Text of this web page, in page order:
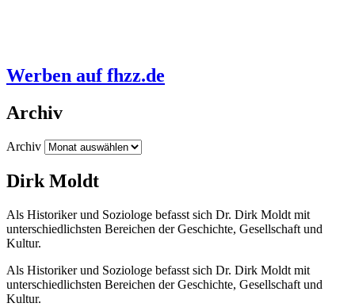
Werben auf fhzz.de
Archiv
Archiv
Dirk Moldt
Als Historiker und Soziologe befasst sich Dr. Dirk Moldt mit
unterschiedlichsten Bereichen der Geschichte, Gesellschaft und
Kultur.
Als Historiker und Soziologe befasst sich Dr. Dirk Moldt mit
unterschiedlichsten Bereichen der Geschichte, Gesellschaft und
Kultur.